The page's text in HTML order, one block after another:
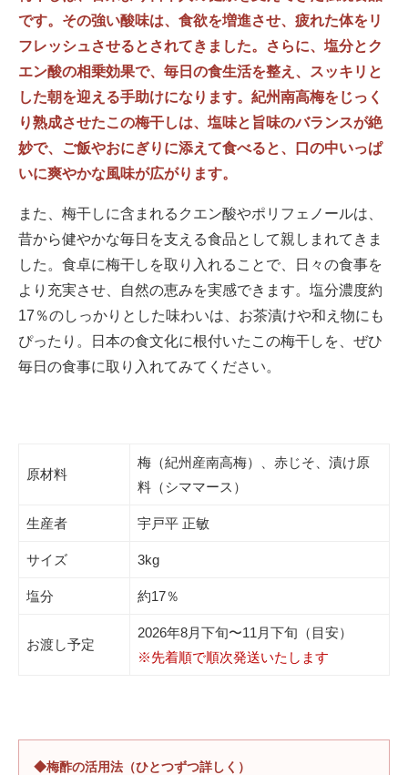
です。その強い酸味は、食欲を増進させ、疲れた体をリ
フレッシュさせるとされてきました。さらに、塩分とク
エン酸の相乗効果で、毎日の食生活を整え、スッキリと
した朝を迎える手助けになります。紀州南高梅をじっく
り熟成させたこの梅干しは、塩味と旨味のバランスが絶
妙で、ご飯やおにぎりに添えて食べると、口の中いっぱ
いに爽やかな風味が広がります。
また、梅干しに含まれるクエン酸やポリフェノールは、
昔から健やかな毎日を支える食品として親しまれてきま
した。食卓に梅干しを取り入れることで、日々の食事を
より充実させ、自然の恵みを実感できます。塩分濃度約
17％のしっかりとした味わいは、お茶漬けや和え物にも
ぴったり。日本の食文化に根付いたこの梅干しを、ぜひ
毎日の食事に取り入れてみてください。
原材料
梅（紀州産南高梅）、赤じそ、漬け原
料（シママース）
生産者 宇戸平 正敏
サイズ 3kg
塩分 約17％
お渡し予定
2026年8月下旬〜11月下旬（目安）
※先着順で順次発送いたします
◆梅酢の活用法（ひとつずつ詳しく）